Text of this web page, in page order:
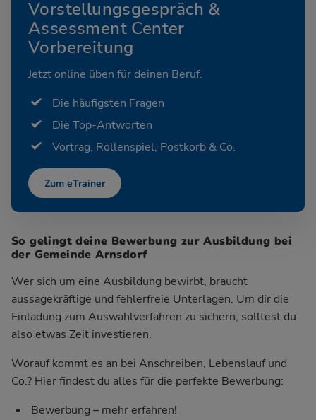
Vorstellungsgespräch &
Assessment Center
Vorbereitung
Jetzt online üben für deinen Beruf.
Die häufigsten Fragen
Die Top-Antworten
Vortrag, Rollenspiel, Postkorb & Co.
Zum eTrainer
So gelingt deine Bewerbung zur Ausbildung bei
der Gemeinde Arnsdorf
Wer sich um eine Ausbildung bewirbt, braucht
aussagekräftige und fehlerfreie Unterlagen. Um dir die
Einladung zum Auswahlverfahren zu sichern, solltest du
also etwas Zeit investieren.
Worauf kommt es an bei Anschreiben, Lebenslauf und
Co.? Hier findest du alles für die perfekte Bewerbung:
Bewerbung – mehr erfahren!